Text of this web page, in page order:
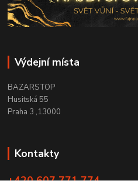
Výdejní místa
BAZARSTOP
Husitská 55
Praha 3 ,13000
Kontakty
+420 607 771 774